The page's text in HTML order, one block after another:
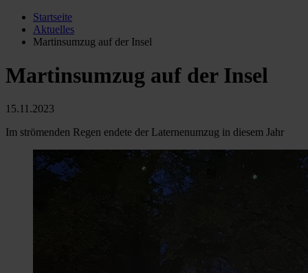
Startseite
Aktuelles
Martinsumzug auf der Insel
Martinsumzug auf der Insel
15.11.2023
Im strömenden Regen endete der Laternenumzug in diesem Jahr